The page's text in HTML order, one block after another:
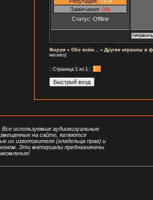
Замечания: 0%
Статус: Offline
Форум » Обо всём... » Другие сериалы и
мюзикл)
Страница 1 из 1 1
Все используемые аудиовизуальные
на сайте, являются
их изготовителя (владельца прав) и
Эти материалы предназначены